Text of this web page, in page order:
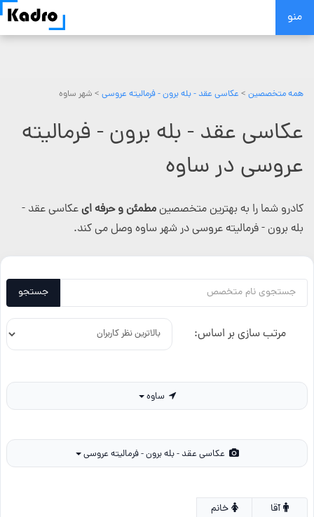
Skip
منو
همه متخصصین > عکاسی عقد - بله برون - فرمالیته عروسی > شهر ساوه
عکاسی عقد - بله برون - فرمالیته
عروسی در ساوه
کادرو شما را به بهترین متخصصینمطمئن و حرفه ایعکاسی عقد -
بله برون - فرمالیته عروسی در شهر ساوه وصل می کند.
جستجو
مرتب سازی بر اساس:
خانم